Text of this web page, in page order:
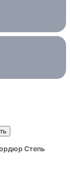
Степь